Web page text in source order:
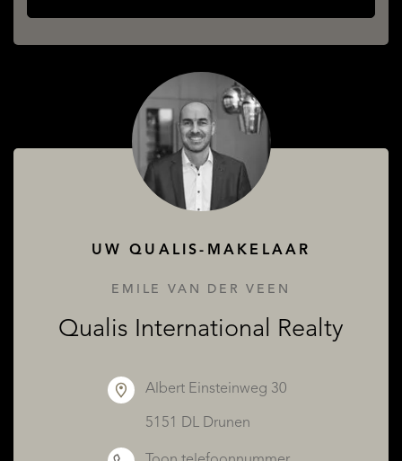
UW QUALIS-MAKELAAR
EMILE VAN DER VEEN
Qualis International Realty
Albert Einsteinweg 30
5151 DL Drunen
DIENSTEN